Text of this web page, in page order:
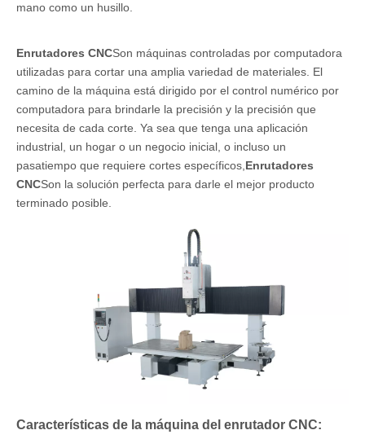
mano como un husillo.
Enrutadores CNCSon máquinas controladas por computadora
utilizadas para cortar una amplia variedad de materiales. El
camino de la máquina está dirigido por el control numérico por
computadora para brindarle la precisión y la precisión que
necesita de cada corte. Ya sea que tenga una aplicación
industrial, un hogar o un negocio inicial, o incluso un
pasatiempo que requiere cortes específicos, Enrutadores
CNCSon la solución perfecta para darle el mejor producto
terminado posible.
Características de la máquina del enrutador CNC: